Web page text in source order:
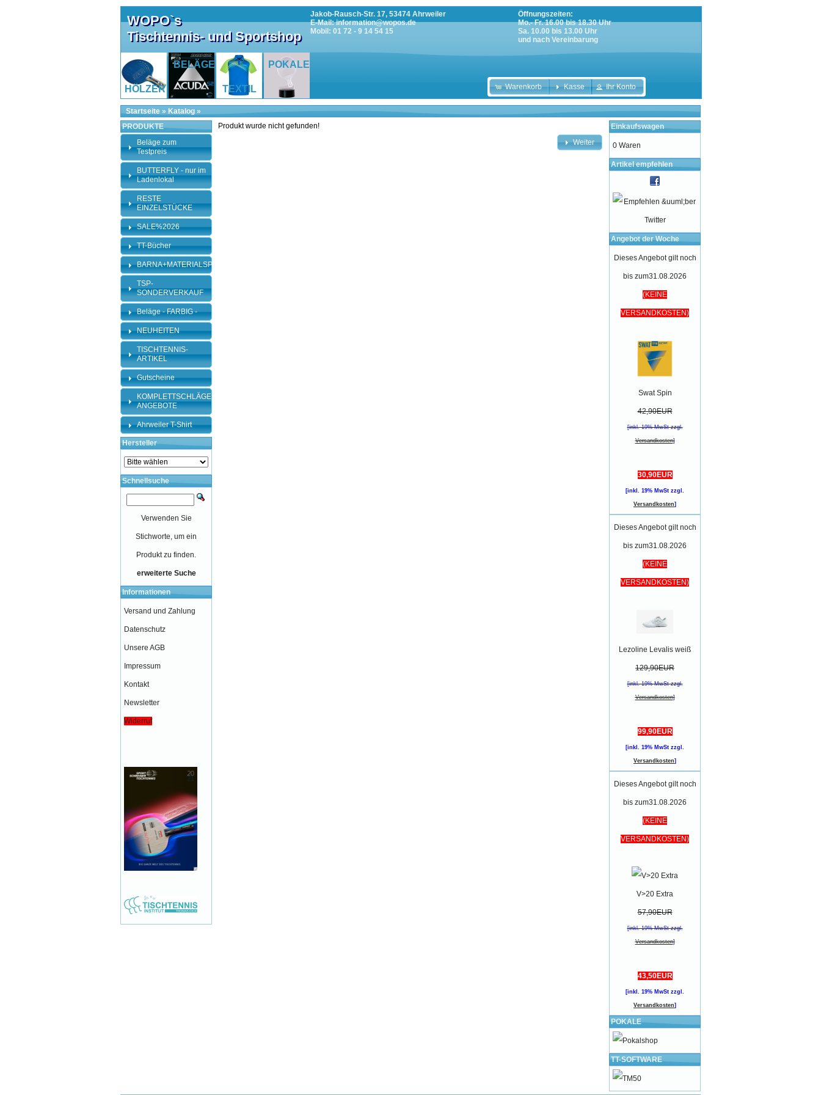
WOPO`s
Tischtennis- und Sportshop
Jakob-Rausch-Str. 17, 53474 Ahrweiler
E-Mail: information@wopos.de
Mobil: 01 72 - 9 14 54 15
Öffnungszeiten:
Mo.- Fr. 16.00 bis 18.30 Uhr
Sa. 10.00 bis 13.00 Uhr
und nach Vereinbarung
HÖLZER
BELÄGE
TEXTIL
POKALE
Warenkorb Kasse Ihr Konto
Startseite » Katalog »
Produkt wurde nicht gefunden!
Weiter
PRODUKTE
Beläge zum
Testpreis
BUTTERFLY - nur im
Ladenlokal
RESTE
EINZELSTÜCKE
SALE%2026
TT-Bücher
BARNA+MATERIALSPEZI
TSP-
SONDERVERKAUF
Beläge - FARBIG -
NEUHEITEN
TISCHTENNIS-
ARTIKEL
Gutscheine
KOMPLETTSCHLÄGER-
ANGEBOTE
Ahrweiler T-Shirt
Hersteller
Schnellsuche
Verwenden Sie
Stichworte, um ein
Produkt zu finden.
erweiterte Suche
Informationen
Versand und Zahlung
Datenschutz
Unsere AGB
Impressum
Kontakt
Newsletter
Widerruf
Einkaufswagen
0 Waren
Artikel empfehlen
Angebot der Woche
Dieses Angebot gilt noch
bis zum31.08.2026
(KEINE
VERSANDKOSTEN)
Swat Spin
42,90EUR
[inkl. 19% MwSt zzgl.
Versandkosten]
30,90EUR
[inkl. 19% MwSt zzgl.
Versandkosten]
Dieses Angebot gilt noch
bis zum31.08.2026
(KEINE
VERSANDKOSTEN)
Lezoline Levalis weiß
129,90EUR
[inkl. 19% MwSt zzgl.
Versandkosten]
99,90EUR
[inkl. 19% MwSt zzgl.
Versandkosten]
Dieses Angebot gilt noch
bis zum31.08.2026
(KEINE
VERSANDKOSTEN)
V>20 Extra
57,90EUR
[inkl. 19% MwSt zzgl.
Versandkosten]
43,50EUR
[inkl. 19% MwSt zzgl.
Versandkosten]
POKALE
TT-SOFTWARE